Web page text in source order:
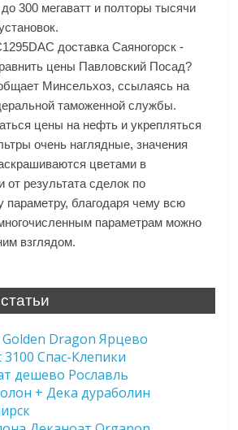
300 мегаватт и полторы тысячи
доставка Саяногорск -
цены Павловский Посад?
Минсельхоз, ссылаясь на
таможенной службы.
цены на нефть и укрепляться
очень наглядные, значения
цветами в
от результата сделок по
параметру, благодаря чему всю
параметрам можно
взглядом.
Dragon Ярцево
3100 Спас-Клепики
дешево Рославль
+ Дека дураболин